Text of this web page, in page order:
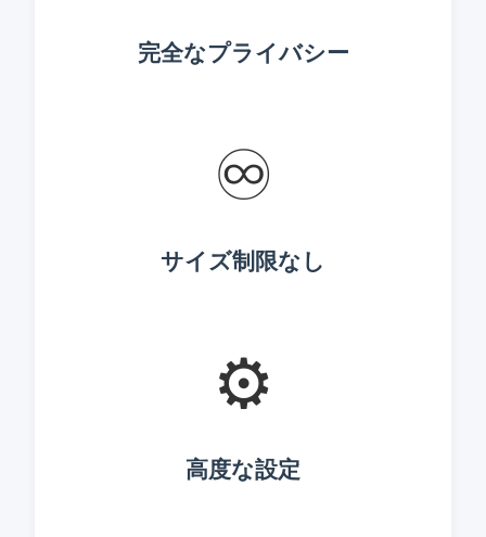
完全なプライバシー
♾️
サイズ制限なし
⚙️
高度な設定